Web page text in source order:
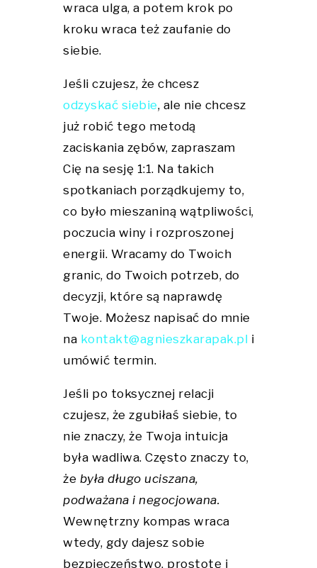
wraca ulga, a potem krok po
kroku wraca też zaufanie do
siebie.
Jeśli czujesz, że chcesz
odzyskać siebie, ale nie chcesz
już robić tego metodą
zaciskania zębów, zapraszam
Cię na sesję 1:1. Na takich
spotkaniach porządkujemy to,
co było mieszaniną wątpliwości,
poczucia winy i rozproszonej
energii. Wracamy do Twoich
granic, do Twoich potrzeb, do
decyzji, które są naprawdę
Twoje. Możesz napisać do mnie
na kontakt@agnieszkarapak.pl i
umówić termin.
Jeśli po toksycznej relacji
czujesz, że zgubiłaś siebie, to
nie znaczy, że Twoja intuicja
była wadliwa. Często znaczy to,
że była długo uciszana,
podważana i negocjowana.
Wewnętrzny kompas wraca
wtedy, gdy dajesz sobie
bezpieczeństwo, prostotę i